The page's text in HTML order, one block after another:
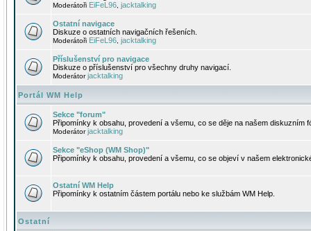
Moderátoři EiFeL96 jacktalking
Ostatní navigace
Diskuze o ostatních navigačních řešeních.
Moderátoři EiFeL96 jacktalking
Příslušenství pro navigace
Diskuze o příslušenství pro všechny druhy navigací.
Moderátorjacktalking
Portál WM Help
Sekce "forum"
Připomínky k obsahu, provedení a všemu, co se děje na našem diskuzním
Moderátorjacktalking
Sekce "eShop (WM Shop)"
Připomínky k obsahu, provedení a všemu, co se objeví v našem
Ostatní WM Help
Připomínky k ostatním částem portálu nebo ke službám WM Help.
Ostatní